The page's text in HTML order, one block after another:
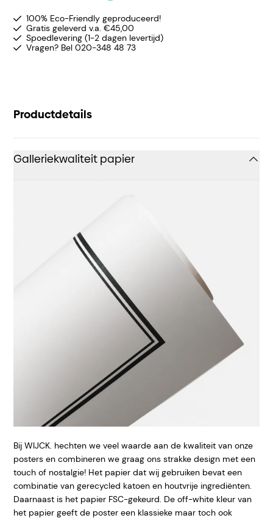
100% Eco-Friendly geproduceerd!
Gratis geleverd v.a. €45,00
Spoedlevering (1-2 dagen levertijd)
Vragen? Bel 020-348 48 73
Productdetails
Galleriekwaliteit papier
Bij WIJCK. hechten we veel waarde aan de kwaliteit van onze
posters en combineren we graag ons strakke design met een
touch of nostalgie! Het papier dat wij gebruiken bevat een
combinatie van gerecycled katoen en houtvrije ingrediënten.
Daarnaast is het papier FSC-gekeurd. De off-white kleur van
het papier geeft de poster een klassieke maar toch ook